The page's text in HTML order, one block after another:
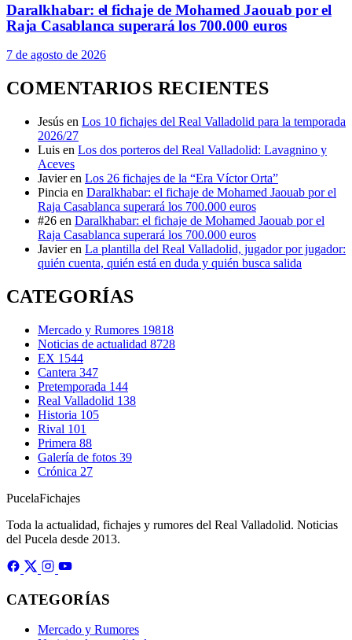
Daralkhabar: el fichaje de Mohamed Jaouab por el
Raja Casablanca superará los 700.000 euros
7 de agosto de 2026
COMENTARIOS RECIENTES
Jesús en Los 10 fichajes del Real Valladolid para la temporada
2026/27
Luis en Los dos porteros del Real Valladolid: Lavagnino y
Aceves
Javier en Los 26 fichajes de la “Era Víctor Orta”
Pincia en Daralkhabar: el fichaje de Mohamed Jaouab por el
Raja Casablanca superará los 700.000 euros
#26 en Daralkhabar: el fichaje de Mohamed Jaouab por el
Raja Casablanca superará los 700.000 euros
Javier en La plantilla del Real Valladolid, jugador por jugador:
quién cuenta, quién está en duda y quién busca salida
CATEGORÍAS
Mercado y Rumores 19818
Noticias de actualidad 8728
EX 1544
Cantera 347
Pretemporada 144
Real Valladolid 138
Historia 105
Rival 101
Primera 88
Galería de fotos 39
Crónica 27
PucelaFichajes
Toda la actualidad, fichajes y rumores del Real Valladolid. Noticias
del Pucela desde 2013.
CATEGORÍAS
Mercado y Rumores